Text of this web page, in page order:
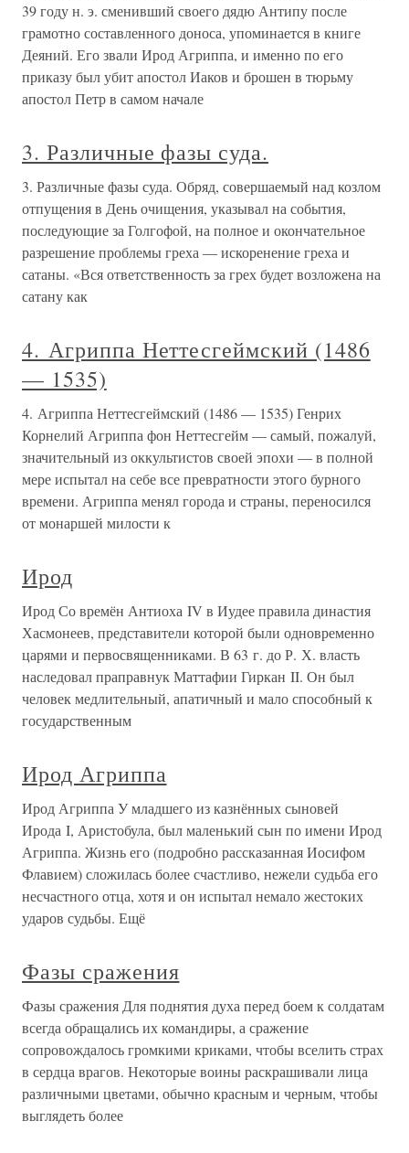
39 году н. э. сменивший своего дядю Антипу после
грамотно составленного доноса, упоминается в книге
Деяний. Его звали Ирод Агриппа, и именно по его
приказу был убит апостол Иаков и брошен в тюрьму
апостол Петр в самом начале
3. Различные фазы суда.
3. Различные фазы суда. Обряд, совершаемый над козлом
отпущения в День очищения, указывал на события,
последующие за Голгофой, на полное и окончательное
разрешение проблемы греха — искоренение греха и
сатаны. «Вся ответственность за грех будет возложена на
сатану как
4. Агриппа Неттесгеймский (1486
— 1535)
4. Агриппа Неттесгеймский (1486 — 1535) Генрих
Корнелий Агриппа фон Неттесгейм — самый, пожалуй,
значительный из оккультистов своей эпохи — в полной
мере испытал на себе все превратности этого бурного
времени. Агриппа менял города и страны, переносился
от монаршей милости к
Ирод
Ирод Со времён Антиоха IV в Иудее правила династия
Хасмонеев, представители которой были одновременно
царями и первосвященниками. В 63 г. до Р. Х. власть
наследовал праправнук Маттафии Гиркан II. Он был
человек медлительный, апатичный и мало способный к
государственным
Ирод Агриппа
Ирод Агриппа У младшего из казнённых сыновей
Ирода I, Аристобула, был маленький сын по имени Ирод
Агриппа. Жизнь его (подробно рассказанная Иосифом
Флавием) сложилась более счастливо, нежели судьба его
несчастного отца, хотя и он испытал немало жестоких
ударов судьбы. Ещё
Фазы сражения
Фазы сражения Для поднятия духа перед боем к солдатам
всегда обращались их командиры, а сражение
сопровождалось громкими криками, чтобы вселить страх
в сердца врагов. Некоторые воины раскрашивали лица
различными цветами, обычно красным и черным, чтобы
выглядеть более